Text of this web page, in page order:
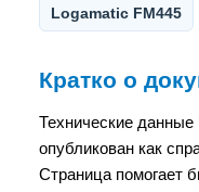
Logamatic FM445
Кратко о
Технические
опубликован как
Страница помогает